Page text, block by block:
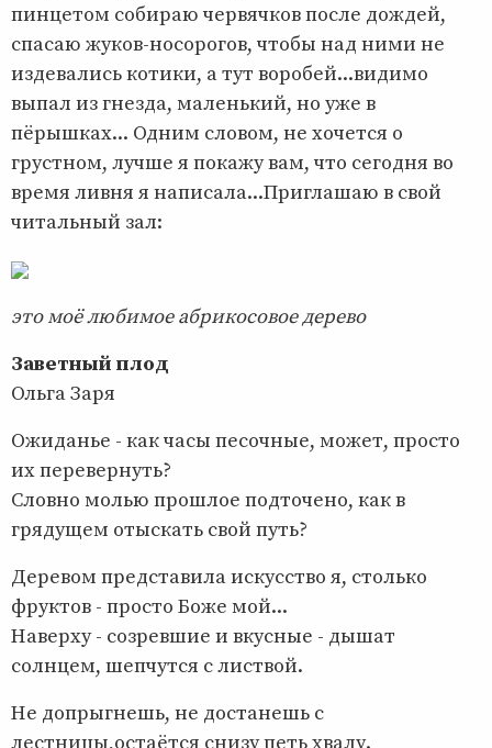
пинцетом собираю червячков после дождей,
спасаю жуков-носорогов, чтобы над ними не
издевались котики, а тут воробей...видимо
выпал из гнезда, маленький, но уже в
пёрышках... Одним словом, не хочется о
грустном, лучше я покажу вам, что сегодня во
время ливня я написала...Приглашаю в свой
читальный зал:
это моё любимое абрикосовое дерево
Заветный плод
Ольга Заря
Ожиданье - как часы песочные, может, просто
их перевернуть?
Словно молью прошлое подточено, как в
грядущем отыскать свой путь?
Деревом представила искусство я, столько
фруктов - просто Боже мой...
Наверху - созревшие и вкусные - дышат
солнцем, шепчутся с листвой.
Не допрыгнешь, не достанешь с
лестницы,остаётся снизу петь хвалу.